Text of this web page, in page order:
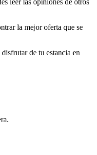
leer las opiniones de otros
la mejor oferta que se
de tu estancia en